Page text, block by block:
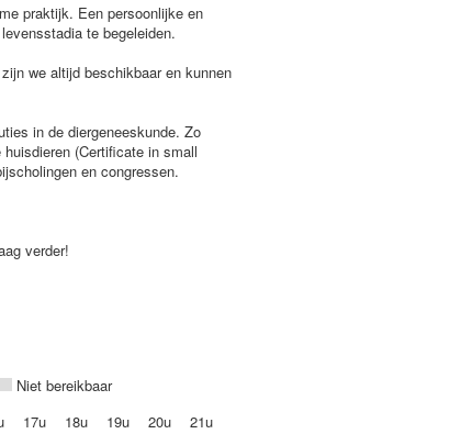
praktijk. Een persoonlijke en
te begeleiden.
we altijd beschikbaar en kunnen
in de diergeneeskunde. Zo
(Certificate in small
en congressen.
verder!
Niet bereikbaar
17u 18u 19u 20u
21u